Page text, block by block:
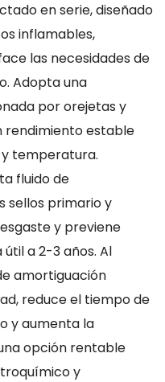
en serie, diseñado
inflamables,
las necesidades de
Adopta una
por orejetas y
rendimiento estable
temperatura.
fluido de
sellos primario y
y previene
a 2-3 años. Al
amortiguación
reduce el tiempo de
y aumenta la
opción rentable
y